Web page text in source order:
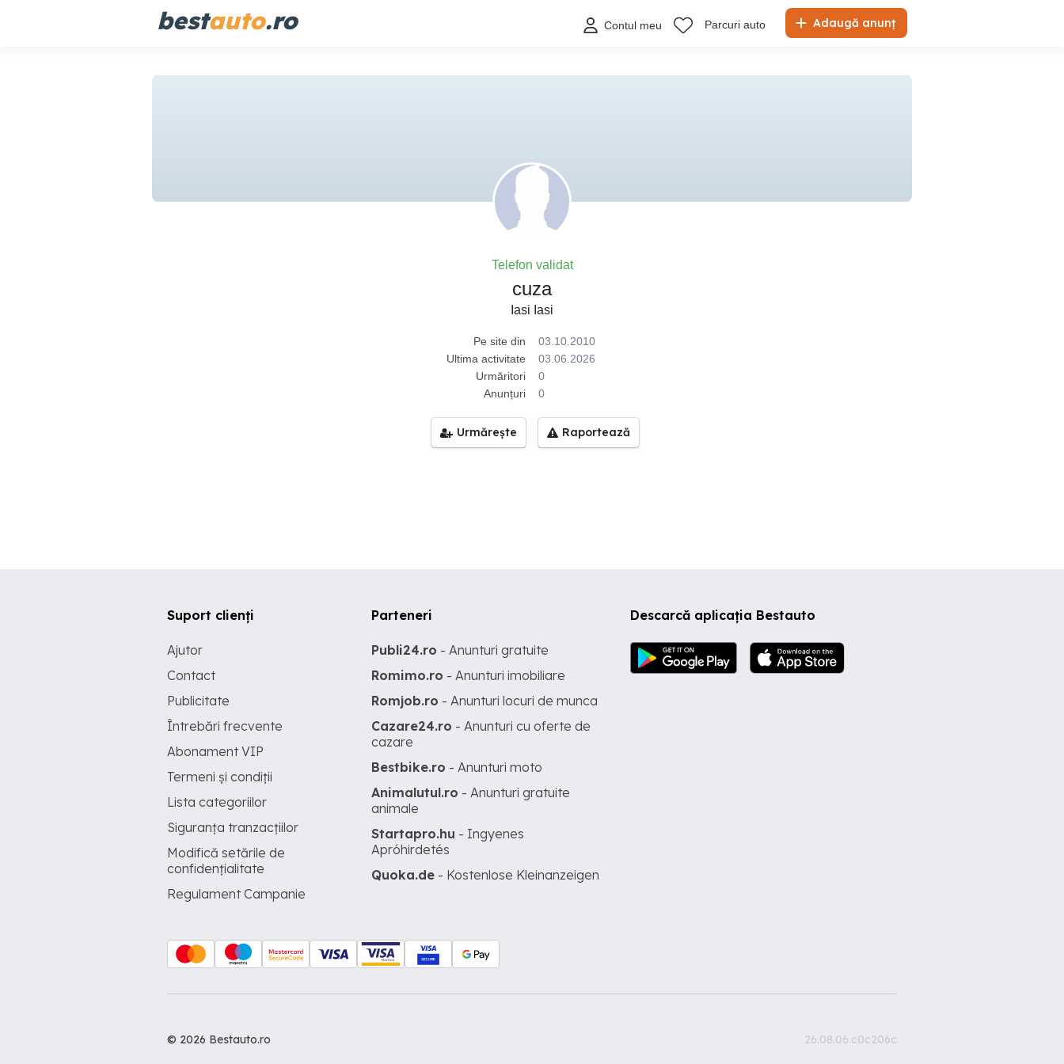
bestauto.ro Adaugă anunț
Contul meu Parcuri auto
Telefon validat
cuza
Iasi Iasi
Pe site din
03.10.2010
Ultima activitate
03.06.2026
Urmăritori
0
Anunțuri
0
Urmărește Raportează
Descarcă aplicația Bestauto
Suport clienți
Ajutor
Contact
Publicitate
Întrebări frecvente
Abonament VIP
Termeni și condiții
Lista categoriilor
Siguranța tranzacțiilor
Modifică setările de
confidențialitate
Regulament Campanie
Parteneri
Publi24.ro - Anunturi gratuite
Romimo.ro - Anunturi imobiliare
Romjob.ro - Anunturi locuri de munca
Cazare24.ro - Anunturi cu oferte de
cazare
Bestbike.ro - Anunturi moto
Animalutul.ro - Anunturi gratuite
animale
Startapro.hu - Ingyenes
Apróhirdetés
Quoka.de - Kostenlose Kleinanzeigen
© 2026 Bestauto.ro 26.08.06.c0c206c